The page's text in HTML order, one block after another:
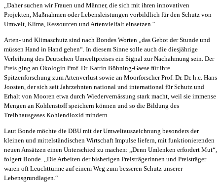
„Daher suchen wir Frauen und Männer, die sich mit ihren innovativen
Projekten, Maßnahmen oder Lebensleistungen vorbildlich für den Schutz von
Umwelt, Klima, Ressourcen und Artenvielfalt einsetzen.“
Arten- und Klimaschutz sind nach Bondes Worten „das Gebot der Stunde und
müssen Hand in Hand gehen“. In diesem Sinne solle auch die diesjährige
Verleihung des Deutschen Umweltpreises ein Signal zur Nachahmung sein. Der
Preis ging an Ökologin Prof. Dr. Katrin Böhning-Gaese für ihre
Spitzenforschung zum Artenverlust sowie an Moorforscher Prof. Dr. Dr. h.c. Hans
Joosten, der sich seit Jahrzehnten national und international für Schutz und
Erhalt von Mooren etwa durch Wiedervernässung stark macht, weil sie immense
Mengen an Kohlenstoff speichern können und so die Bildung des
Treibhausgases Kohlendioxid mindern.
Laut Bonde möchte die DBU mit der Umweltauszeichnung besonders der
kleinen und mittelständischen Wirtschaft Impulse liefern, mit funktionierenden
neuen Ansätzen einen Unterschied zu machen: „Denn Umlenken erfordert Mut“,
folgert Bonde. „Die Arbeiten der bisherigen Preisträgerinnen und Preisträger
waren oft Leuchttürme auf einem Weg zum besseren Schutz unserer
Lebensgrundlagen.“